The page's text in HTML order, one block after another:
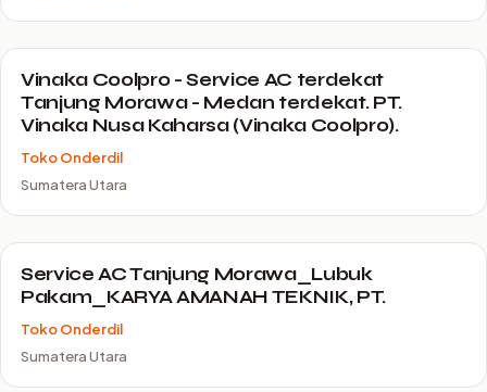
Vinaka Coolpro - Service AC terdekat
Tanjung Morawa - Medan terdekat. PT.
Vinaka Nusa Kaharsa (Vinaka Coolpro).
Toko Onderdil
Sumatera Utara
Service AC Tanjung Morawa_Lubuk
Pakam_KARYA AMANAH TEKNIK, PT.
Toko Onderdil
Sumatera Utara